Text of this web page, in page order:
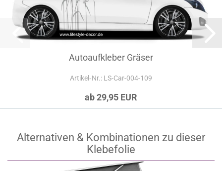
Autoaufkleber Gräser
Artikel‑Nr.: LS-Car-004-109
ab 29,95 EUR
Alternativen & Kombinationen zu dieser
Klebefolie